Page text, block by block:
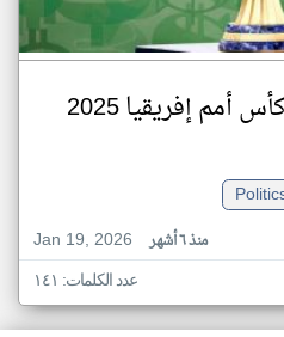
إفريقيا 2025
Jan 19, 2026
منذ ٦ أشهر
عدد الكلمات: ١٤١